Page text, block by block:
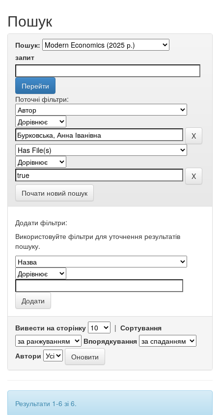
Пошук
Пошук:
запит
Поточні фільтри:
Почати новий пошук
Додати фільтри:
Використовуйте фільтри для уточнення результатів
пошуку.
Вивести на сторінку | Сортування
Впорядкування
Автори
Результати 1-6 зі 6.